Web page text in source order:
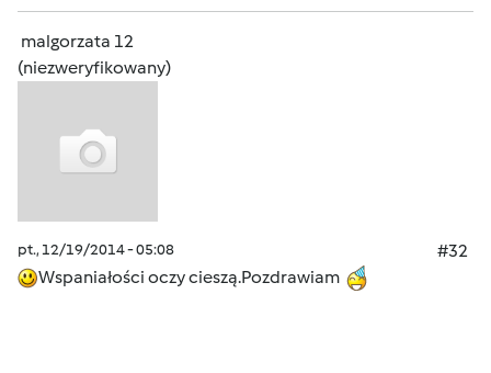
malgorzata 12
(niezweryfikowany)
pt., 12/19/2014 - 05:08
#32
Wspaniałości oczy cieszą.Pozdrawiam